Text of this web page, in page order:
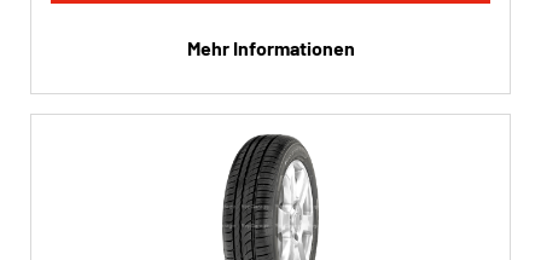
Mehr Informationen